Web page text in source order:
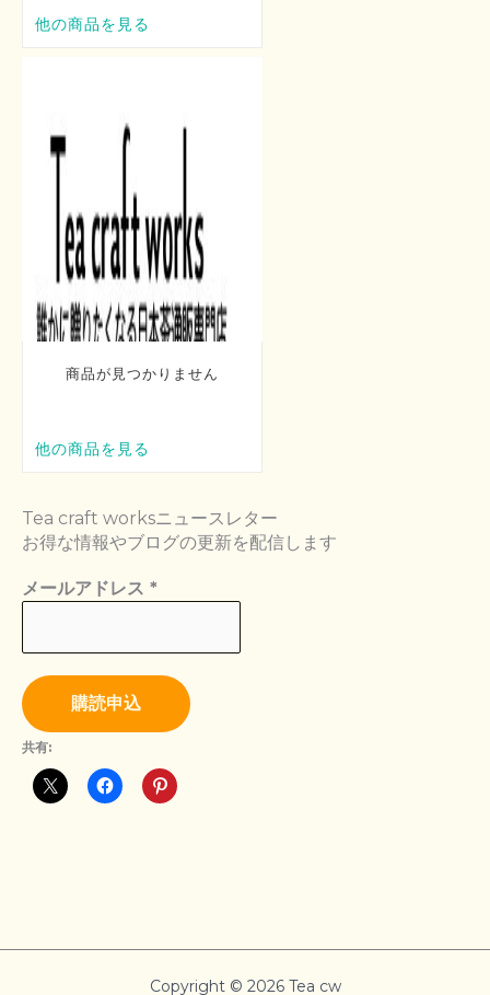
Tea craft worksニュースレター
お得な情報やブログの更新を配信します
メールアドレス *
共有:
Copyright © 2026 Tea cw